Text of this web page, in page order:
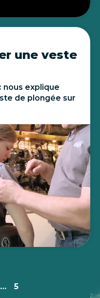
une veste
nous explique
de plongée sur
… 5